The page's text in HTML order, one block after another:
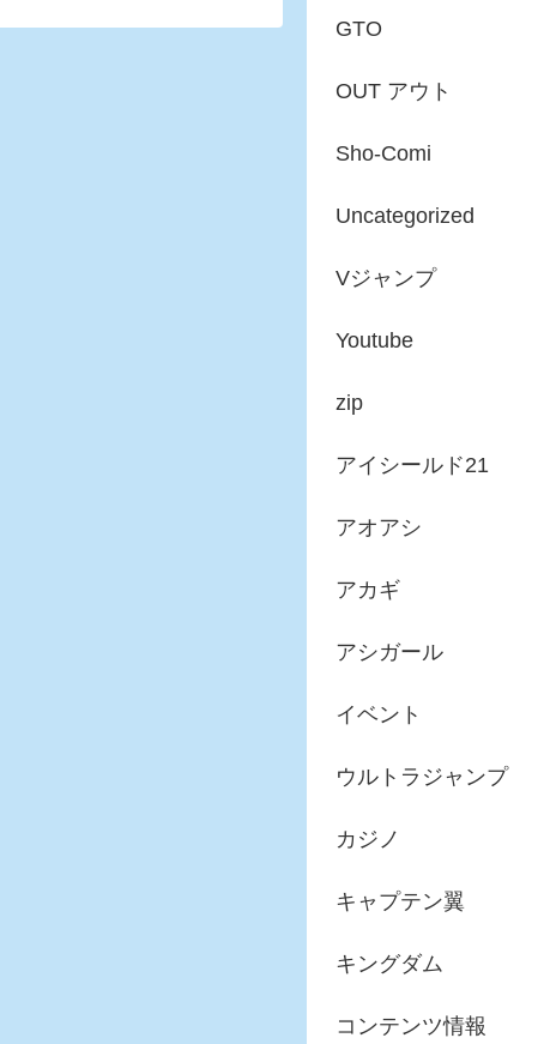
GTO
OUT アウト
Sho-Comi
Uncategorized
Vジャンプ
Youtube
zip
アイシールド21
アオアシ
アカギ
アシガール
イベント
ウルトラジャンプ
カジノ
キャプテン翼
キングダム
コンテンツ情報